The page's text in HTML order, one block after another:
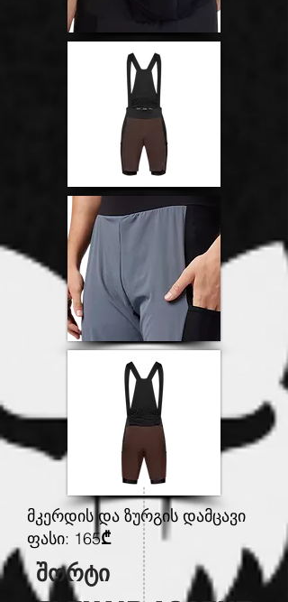
მკერდის და ზურგის დამცავი
ფასი: 165₾
შორტი